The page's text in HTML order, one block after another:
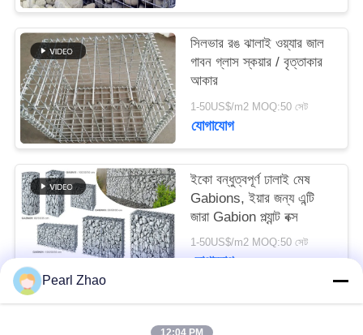
সাইট
ম্যাপ
গোপনীয়তা
নীতি
সিলভার রঙ ঝালাই ওয়্যার জাল
গাবন গ্লাস স্কয়ার / বৃত্তাকার
আকার
1-50US$/m2 MOQ:50 সেট
যোগাযোগ
ইকো বন্ধুত্বপূর্ণ ঢালাই মেষ
Gabions, ইয়ার জন্য এন্টি
জারা Gabion প্ল্যান্ট বক্স
1-50US$/m2 MOQ:50 সেট
যোগাযোগ
Pearl Zhao
12:04 PM